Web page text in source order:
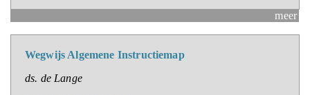
meer
Wegwijs Algemene Instructiemap
ds. de Lange